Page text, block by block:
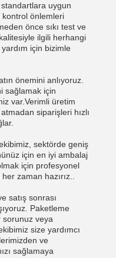
standartlara uygun
kontrol önlemleri
önce sıkı test ve
ilgili herhangi
için bizimle
önemini anlıyoruz.
sağlamak için
var.Verimli üretim
siparişleri hızlı
sektörde geniş
için en iyi ambalaj
için profesyonel
zaman hazırız..
satış sonrası
Paketleme
sorunuz veya
size yardımcı
ve
sağlamaya